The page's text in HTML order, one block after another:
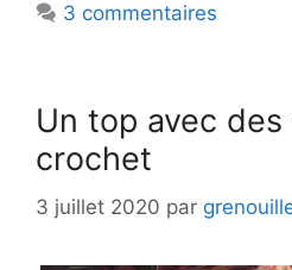
3 commentaires
Un top avec des
crochet
3 juillet 2020 par